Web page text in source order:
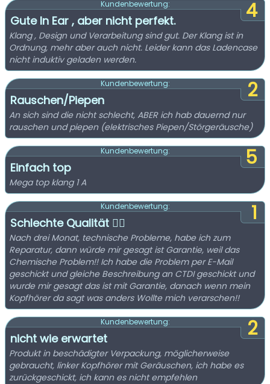
4
Kundenbewertung:
Gute In Ear , aber nicht perfekt.
Klang , Design und Verarbeitung sind gut. Der Klang ist in
Ordnung, mehr aber auch nicht. Leider kann das Ladencase
nicht induktiv geladen werden.
2
Kundenbewertung:
Rauschen/Piepen
An sich sind die nicht schlecht, ABER ich hab dauernd nur
rauschen und piepen (elektrisches Piepen/Störgeräusche)
5
Kundenbewertung:
Einfach top
Mega top klang 1 A
1
Kundenbewertung:
Schlechte Qualität 👎🏻
Nach drei Monat, technische Probleme, habe ich zum
Reparatur, dann würde mir gesagt ist Garantie, weil das
Chemische Problem!! Ich habe die Problem per E-Mail
geschickt und gleiche Beschreibung an CTDI geschickt und
wurde mir gesagt das ist mit Garantie, danach wenn mein
Kopfhörer da sagt was anders Wollte mich verarschen!!
2
Kundenbewertung:
nicht wie erwartet
Produkt in beschädigter Verpackung, möglicherweise
gebraucht, linker Kopfhörer mit Geräuschen, ich habe es
zurückgeschickt, ich kann es nicht empfehlen